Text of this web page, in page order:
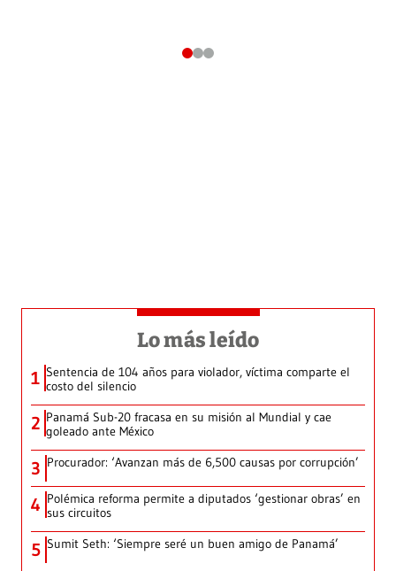
Lo más leído
1 Sentencia de 104 años para violador, víctima comparte el
costo del silencio
2 Panamá Sub-20 fracasa en su misión al Mundial y cae
goleado ante México
3 Procurador: ‘Avanzan más de 6,500 causas por corrupción’
4 Polémica reforma permite a diputados ‘gestionar obras’ en
sus circuitos
5 Sumit Seth: ‘Siempre seré un buen amigo de Panamá’